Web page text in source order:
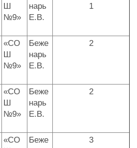
Ш
№9»
нарь
Е.В.
1
«СО
Ш
№9»
Беже
нарь
Е.В.
2
«СО
Ш
№9»
Беже
нарь
Е.В.
2
«СО
Беже
3